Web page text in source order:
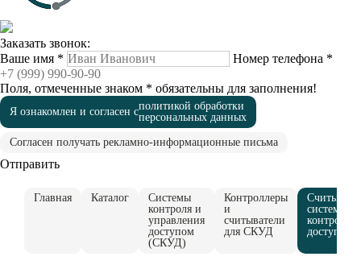
Заказать звонок:
Ваше имя * Номер телефона *
Поля, отмеченные знаком * обязательны для заполнения!
Я ознакомлен и согласен сполитикой обработки
персональных данных
Согласен получать рекламно-информационные письма
Отправить
Главная Каталог
Системы
контроля и
управления
доступом
(СКУД)
Контроллеры
и
считыватели
для СКУД
систем
контроля
доступа